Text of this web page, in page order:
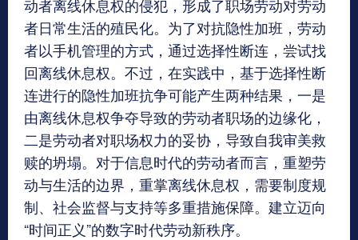
动者离线休息权的侵犯，形成了职场劳动对劳动
者日常生活的殖民化。为了对抗隐性加班，劳动
者以手机管理的方式，通过选择性断连，尝试找
回离线休息权。不过，在实践中，基于选择性断
连进行的隐性加班抗争可能产生两种结果，一是
由离线休息权争夺导致的劳动者职场的边缘化，
二是劳动者对职场权力的妥协，导致自我审美救
赎的坍塌。对于信息时代的劳动者而言，重塑劳
动与生活的边界，重掌离线休息权，需要制度规
制、社会监督与支持等多重措施保障。建立迈向
“时间正义”的数字时代劳动新秩序。